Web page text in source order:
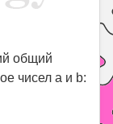
общий
чисел a и b: